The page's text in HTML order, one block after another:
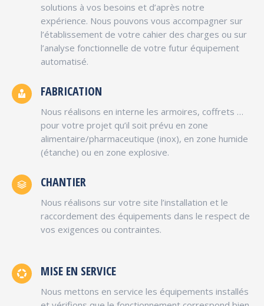
solutions à vos besoins et d’après notre
expérience. Nous pouvons vous accompagner sur
l’établissement de votre cahier des charges ou sur
l’analyse fonctionnelle de votre futur équipement
automatisé.
FABRICATION
Nous réalisons en interne les armoires, coffrets …
pour votre projet qu’il soit prévu en zone
alimentaire/pharmaceutique (inox), en zone humide
(étanche) ou en zone explosive.
CHANTIER
Nous réalisons sur votre site l’installation et le
raccordement des équipements dans le respect de
vos exigences ou contraintes.
MISE EN SERVICE
Nous mettons en service les équipements installés